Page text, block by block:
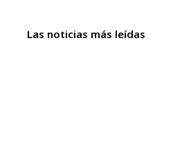
Las noticias más leídas